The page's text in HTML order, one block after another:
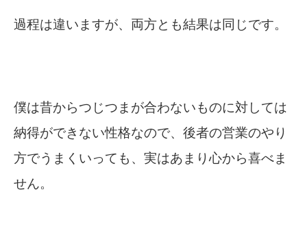
過程は違いますが、両方とも結果は同じです。
僕は昔からつじつまが合わないものに対しては
納得ができない性格なので、後者の営業のやり
方でうまくいっても、実はあまり心から喜べま
せん。